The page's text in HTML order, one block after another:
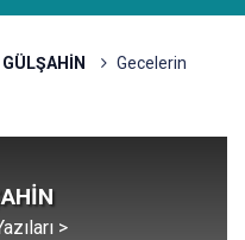
Gecelerin
>